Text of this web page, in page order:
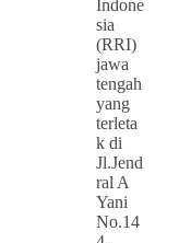
Indone
sia
(RRI)
jawa
tengah
yang
terleta
k di
Jl.Jend
ral A
Yani
No.14